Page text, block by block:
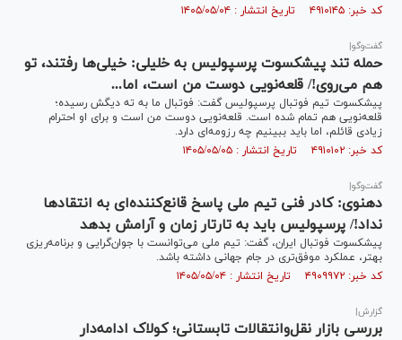
کد خبر: ۴۹۱۰۱۴۵ تاریخ انتشار : ۱۴۰۵/۰۵/۰۴
گفت‌و‌گو|
حمله تند پیشکسوت پرسپولیس به خلیلی: خیلی‌ها رفتند، تو
هم می‌روی!/ قلعه‌نویی دوست من است، اما...
پیشکسوت تیم فوتبال پرسپولیس گفت: فوتبال ما به ته دیگش رسیده؛
قلعه‌نویی هم تمام شده است. قلعه‌نویی دوست من است و برای او احترام
زیادی قائلم، اما باید ببینیم چه رزومه‌ای دارد.
کد خبر: ۴۹۱۰۱۰۲ تاریخ انتشار : ۱۴۰۵/۰۵/۰۵
گفت‌و‌گو|
دهنوی: کادر فنی تیم ملی پاسخ قانع‌کننده‌ای به انتقاد‌ها
نداد!/ پرسپولیس باید به تارتار زمان و آرامش بدهد
پیشکسوت فوتبال ایران، گفت: تیم ملی می‌توانست با جوان‌گرایی و برنامه‌ریزی
بهتر، عملکرد موفق‌تری در جام جهانی داشته باشد.
کد خبر: ۴۹۰۹۹۷۲ تاریخ انتشار : ۱۴۰۵/۰۵/۰۴
گزارش|
بررسی بازار نقل‌وانتقالات تابستانی؛ کولاک ادامه‌دار